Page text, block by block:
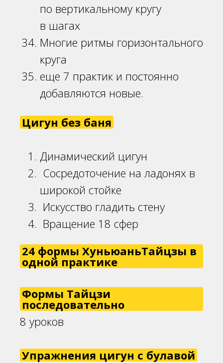
по вертикальному кругу
в шагах
Многие ритмы горизонтального
круга
еще 7 практик и постоянно
добавляются новые.
Цигун без баня
Динамический цигун
Сосредоточение на ладонях в
широкой стойке
Искусство гладить стену
Вращение 18 сфер
24 формы ХуньюаньТайцзы в
одной практике
Формы Тайцзи
последовательно
8 уроков
Упражнения цигун с булавой